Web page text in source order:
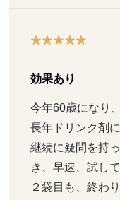
効果あり
今年60歳になり
長年ドリンク剤
継続に疑問を持
き、早速、試し
２袋目も、終わ